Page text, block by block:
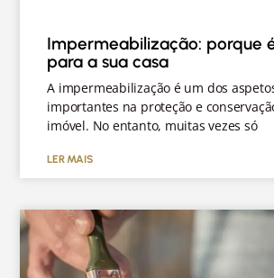
Impermeabilização: porque
para a sua casa
A impermeabilização é um dos
importantes na proteção e
imóvel. No entanto, muitas vezes só
LER MAIS